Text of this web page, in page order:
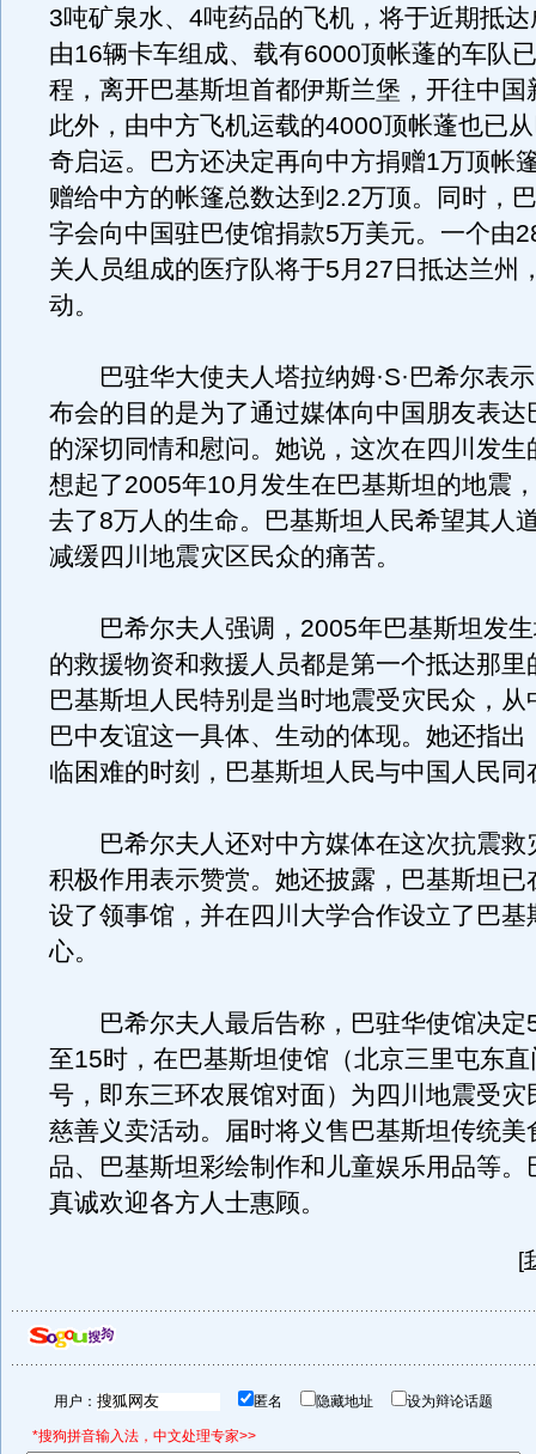
3吨矿泉水、4吨药品的飞机，将于近期抵
由16辆卡车组成、载有6000顶帐蓬的车队
程，离开巴基斯坦首都伊斯兰堡，开往中国
此外，由中方飞机运载的4000顶帐蓬也已
奇启运。巴方还决定再向中方捐赠1万顶帐
赠给中方的帐篷总数达到2.2万顶。同时，
字会向中国驻巴使馆捐款5万美元。一个由
关人员组成的医疗队将于5月27日抵达兰州
动。
巴驻华大使夫人塔拉纳姆·S·巴希尔表
布会的目的是为了通过媒体向中国朋友表达
的深切同情和慰问。她说，这次在四川发生
想起了2005年10月发生在巴基斯坦的地震
去了8万人的生命。巴基斯坦人民希望其人
减缓四川地震灾区民众的痛苦。
巴希尔夫人强调，2005年巴基斯坦发生
的救援物资和救援人员都是第一个抵达那里
巴基斯坦人民特别是当时地震受灾民众，从
巴中友谊这一具体、生动的体现。她还指出
临困难的时刻，巴基斯坦人民与中国人民同
巴希尔夫人还对中方媒体在这次抗震救
积极作用表示赞赏。她还披露，巴基斯坦已
设了领事馆，并在四川大学合作设立了巴基
心。
巴希尔夫人最后告称，巴驻华使馆决定
至15时，在巴基斯坦使馆（北京三里屯东
号，即东三环农展馆对面）为四川地震受灾
慈善义卖活动。届时将义售巴基斯坦传统美
品、巴基斯坦彩绘制作和儿童娱乐用品等。
真诚欢迎各方人士惠顾。
[
用户： 匿名 隐藏地址 设为辩论话题
*搜狗拼音输入法，中文处理专家>>